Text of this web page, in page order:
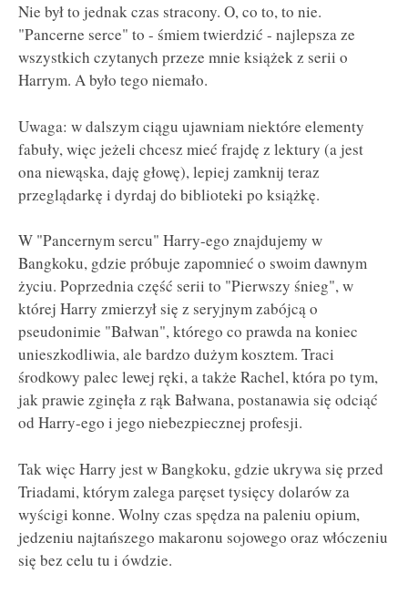
Nie był to jednak czas stracony. O, co to, to nie.
"Pancerne serce" to - śmiem twierdzić - najlepsza ze
wszystkich czytanych przeze mnie książek z serii o
Harrym. A było tego niemało.
Uwaga: w dalszym ciągu ujawniam niektóre elementy
fabuły, więc jeżeli chcesz mieć frajdę z lektury (a jest
ona niewąska, daję głowę), lepiej zamknij teraz
przeglądarkę i dyrdaj do biblioteki po książkę.
W "Pancernym sercu" Harry-ego znajdujemy w
Bangkoku, gdzie próbuje zapomnieć o swoim dawnym
życiu. Poprzednia część serii to "Pierwszy śnieg", w
której Harry zmierzył się z seryjnym zabójcą o
pseudonimie "Bałwan", którego co prawda na koniec
unieszkodliwia, ale bardzo dużym kosztem. Traci
środkowy palec lewej ręki, a także Rachel, która po tym,
jak prawie zginęła z rąk Bałwana, postanawia się odciąć
od Harry-ego i jego niebezpiecznej profesji.
Tak więc Harry jest w Bangkoku, gdzie ukrywa się przed
Triadami, którym zalega paręset tysięcy dolarów za
wyścigi konne. Wolny czas spędza na paleniu opium,
jedzeniu najtańszego makaronu sojowego oraz włóczeniu
się bez celu tu i ówdzie.